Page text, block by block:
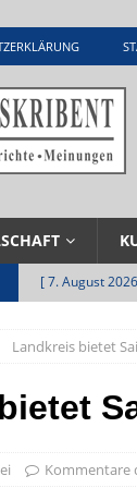
[ 7. August
[ 5. August
UNTERNEHMEN
Zementwerk
Landkreis bietet
Kommentare